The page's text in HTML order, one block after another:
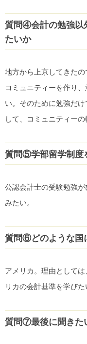
質問④会計の勉強以
たいか
地方から上京してきた
コミュニティーを作り
い。そのために勉強だ
して、コミュニティーの
質問⑤学部留学制度
公認会計士の受験勉強
みたい。
質問⑥どのような国
アメリカ。理由として
リカの会計基準を学びた
質問⑦最後に聞きた